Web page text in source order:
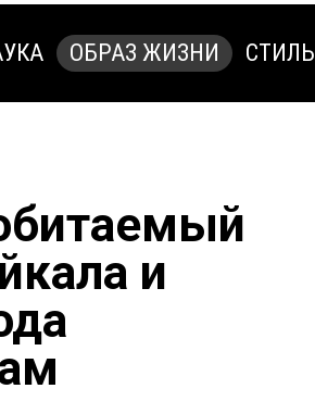
ОБРАЗ ЖИЗНИ СТИЛЬ
и